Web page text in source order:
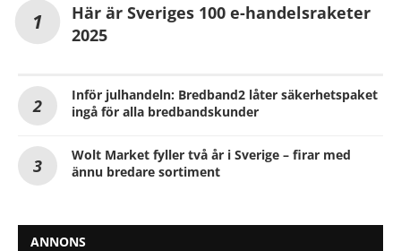
Här är Sveriges 100 e-handelsraketer
2025
Inför julhandeln: Bredband2 låter säkerhetspaket
ingå för alla bredbandskunder
Wolt Market fyller två år i Sverige – firar med
ännu bredare sortiment
ANNONS